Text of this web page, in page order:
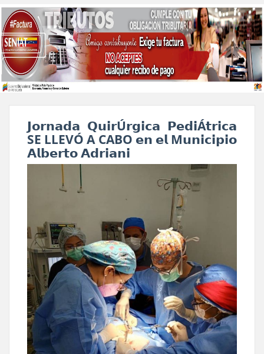
𝗝𝗼𝗿𝗻𝗮𝗱𝗮 𝗤𝘂𝗶𝗿Ú𝗿𝗴𝗶𝗰𝗮 𝗣𝗲𝗱𝗶Á𝘁𝗿𝗶𝗰𝗮
SE LLEVÓ A CABO 𝗲𝗻 𝗲𝗹 M𝘂𝗻𝗶𝗰𝗶𝗽𝗶𝗼
𝗔𝗹𝗯𝗲𝗿𝘁𝗼 𝗔𝗱𝗿𝗶𝗮𝗻𝗶